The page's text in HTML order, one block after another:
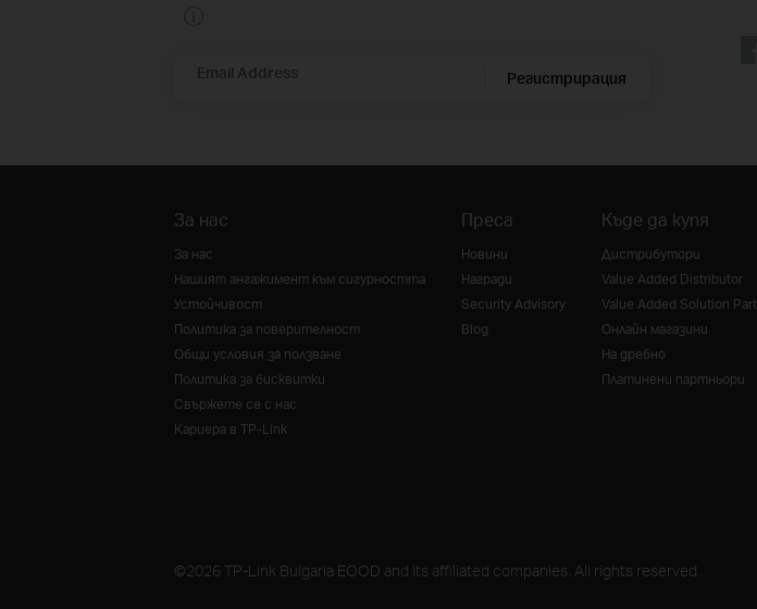
Email Address Регистрирация
За нас
За нас
Нашият ангажимент към сигурността
Устойчивост
Политика за поверителност
Общи условия за ползване
Политика за бисквитки
Свържете се с нас
Кариера в TP-Link
Преса
Новини
Награди
Security Advisory
Blog
Къде да купя
Дистрибутори
Value Added Distributor
Value Added Solution
Онлайн магазини
На дребно
Платинени партньори
©2026 TP-Link Bulgaria EOOD and its affiliated companies. All rights reserved.